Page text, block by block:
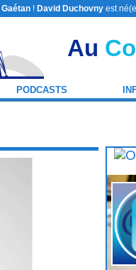
Gaétan! David Duchovnyest
Au
PODCASTS